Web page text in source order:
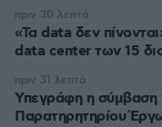
«Τα data δεν
data center των 15
πριν 30 λεπτά
Υπεγράφη η σύμβαση
Παρατηρητηρίου
πριν 31 λεπτά